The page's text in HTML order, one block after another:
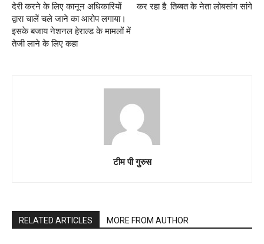
देरी करने के लिए कानून अधिकारियों
द्वारा चालें चले जाने का आरोप लगाया।
इसके बजाय नेशनल हेराल्ड के मामलों में
तेजी लाने के लिए कहा
कर रहा है: तिब्बत के नेता लोबसांग सांगे
टीम पी गुरुस
RELATED ARTICLES MORE FROM AUTHOR